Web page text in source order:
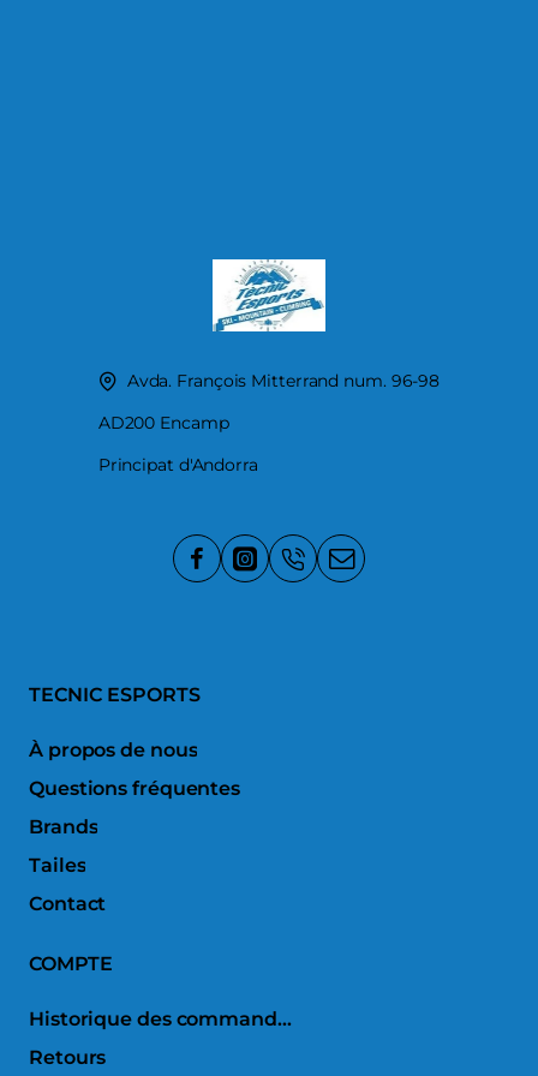
Avda. François Mitterrand num. 96-98
AD200 Encamp
Principat d'Andorra
TECNIC ESPORTS
À propos de nous
Questions fréquentes
Brands
Tailes
Contact
COMPTE
Historique des commandes
Retours